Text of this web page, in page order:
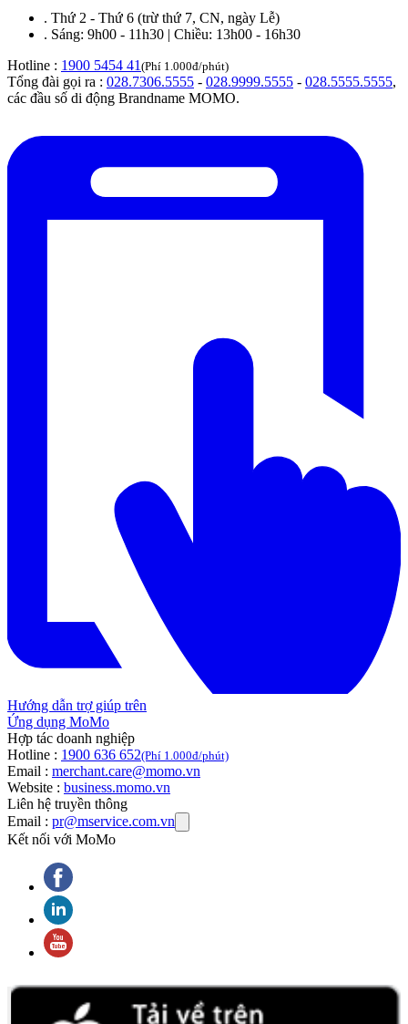
. Thứ 2 - Thứ 6 (trừ thứ 7, CN, ngày Lễ)
. Sáng: 9h00 - 11h30 | Chiều: 13h00 - 16h30
Hotline : 1900 5454 41 (Phí 1.000đ/phút)
Tổng đài gọi ra : 028.7306.5555 - 028.9999.5555 - 028.5555.5555,
các đầu số di động Brandname MOMO.
Hướng dẫn trợ giúp trên
Ứng dụng MoMo
Hợp tác doanh nghiệp
Hotline : 1900 636 652(Phí 1.000đ/phút)
Email : merchant.care@momo.vn
Website : business.momo.vn
Liên hệ truyền thông
Email : pr@mservice.com.vn
Kết nối với MoMo